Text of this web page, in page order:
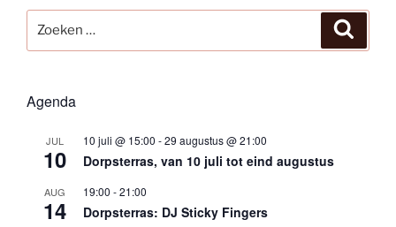
naar:
Agenda
JUL
10
10 juli @ 15:00 -29 augustus @ 21:00
Dorpsterras, van 10 juli tot eind augustus
AUG
14
19:00 -21:00
Dorpsterras: DJ Sticky Fingers